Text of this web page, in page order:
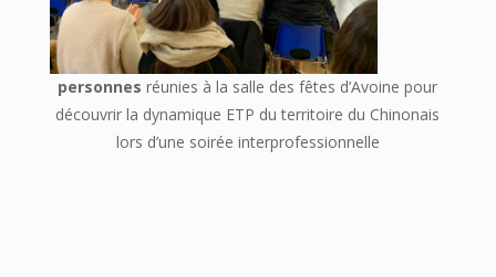
personnes réunies à la salle des fêtes d’Avoine pour
découvrir la dynamique ETP duterritoire du Chinonais
lors d’une soirée interprofessionnelle